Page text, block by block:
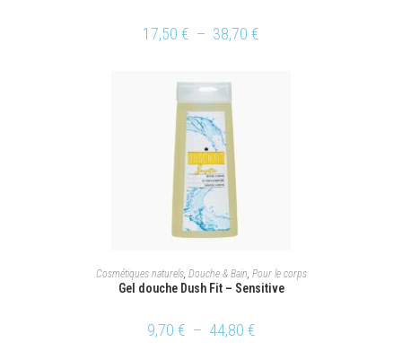
17,50 € – 38,70 €
CHOIX DES OPTIONS
Cosmétiques naturels, Douche & Bain, Pour le corps
Gel douche Dush Fit – Sensitive
9,70 € – 44,80 €